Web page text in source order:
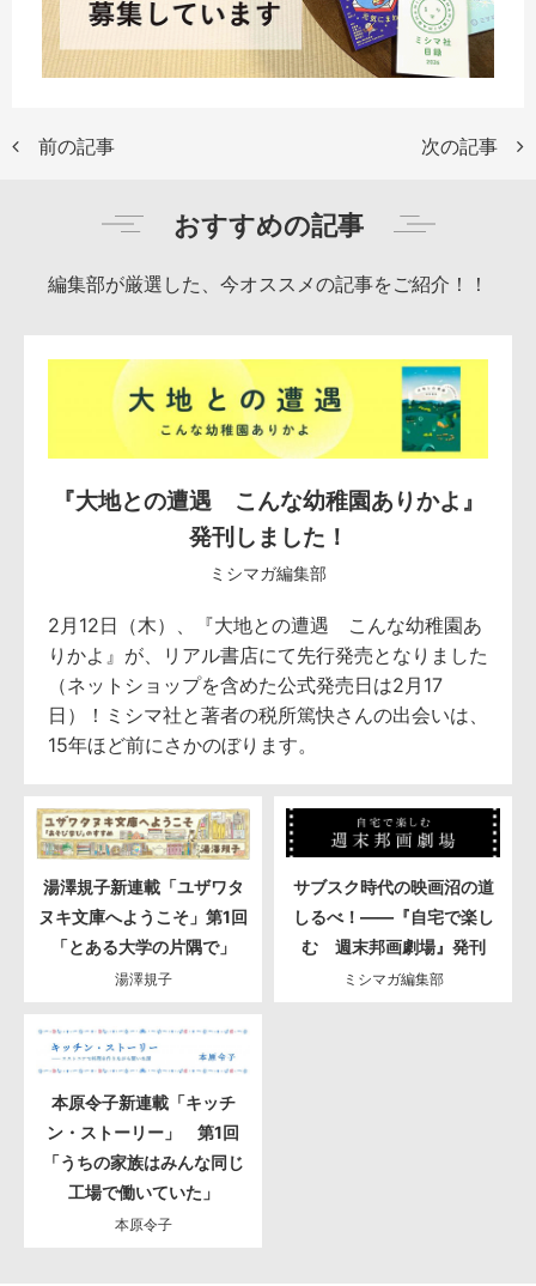
前の記事 次の記事
おすすめの記事
編集部が厳選した、今オススメの記事をご紹介！！
『大地との遭遇 こんな幼稚園ありかよ』
発刊しました！
ミシマガ編集部
2月12日（木）、『大地との遭遇 こんな幼稚園あ
りかよ』が、リアル書店にて先行発売となりました
（ネットショップを含めた公式発売日は2月17
日）！ミシマ社と著者の税所篤快さんの出会いは、
15年ほど前にさかのぼります。
湯澤規子新連載「ユザワタ
ヌキ文庫へようこそ」第1回
「とある大学の片隅で」
湯澤規子
サブスク時代の映画沼の道
しるべ！――『自宅で楽し
む 週末邦画劇場』発刊
ミシマガ編集部
本原令子新連載「キッチ
ン・ストーリー」 第1回
「うちの家族はみんな同じ
工場で働いていた」
本原令子